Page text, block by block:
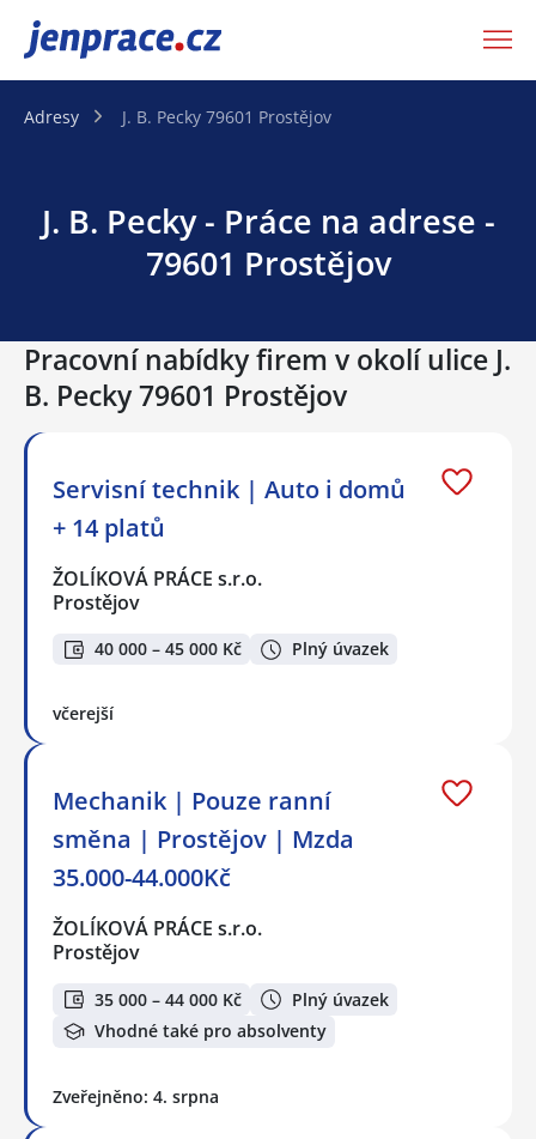
JenPráce.cz
Adresy J. B. Pecky 79601 Prostějov
J. B. Pecky - Práce na adrese -
79601 Prostějov
Pracovní nabídky firem v okolí ulice J.
B. Pecky 79601 Prostějov
Servisní technik | Auto i domů
+ 14 platů
ŽOLÍKOVÁ PRÁCE s.r.o.
Prostějov
40 000 – 45 000 Kč Plný úvazek
včerejší
Mechanik | Pouze ranní
směna | Prostějov | Mzda
35.000-44.000Kč
ŽOLÍKOVÁ PRÁCE s.r.o.
Prostějov
35 000 – 44 000 Kč
Plný úvazek
Vhodné také pro absolventy
Zveřejněno: 4. srpna